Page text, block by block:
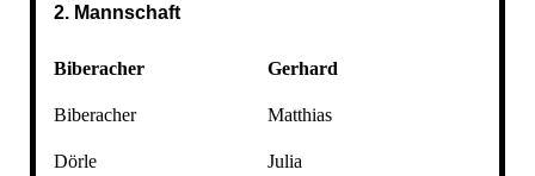
2. Mannschaft
Biberacher Gerhard
Biberacher Matthias
Dörle Julia